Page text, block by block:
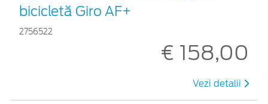
bicicletă Giro AF+
2756522
€ 158,00
Vezi detalii